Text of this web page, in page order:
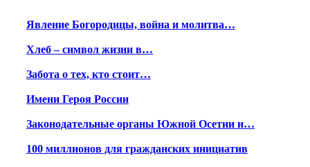
Явление Богородицы, война и молитва…
Хлеб – символ жизни в…
Забота о тех, кто стоит…
Имени Героя России
Законодательные органы Южной Осетии и…
100 миллионов для гражданских инициатив